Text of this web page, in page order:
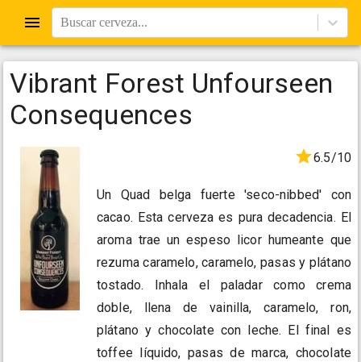
Buscar cerveza...
Vibrant Forest Unfourseen
Consequences
6.5/10
Un Quad belga fuerte 'seco-nibbed' con
cacao. Esta cerveza es pura decadencia. El
aroma trae un espeso licor humeante que
rezuma caramelo, caramelo, pasas y plátano
tostado. Inhala el paladar como crema
doble, llena de vainilla, caramelo, ron,
plátano y chocolate con leche. El final es
toffee líquido, pasas de marca, chocolate